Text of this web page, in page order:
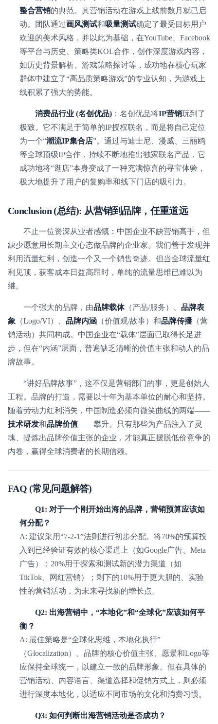
整合营销的典范。其营销活动在游戏上线前数月就已启
动。团队通过画风测试和吸量测试确定了最受目标用户
欢迎的美术风格，并以此为基础，在YouTube、Facebook
等平台与历史、策略类KOL合作，创作深度游戏内容，
如历史背景解析、游戏策略探讨等，成功地在核心玩家
群体中建立了“高品质策略游戏”的专业认知，为游戏上
线积累了强大的势能。
消费品行业 (名创优品) ：名创优品将IP营销玩到了
极致。它不满足于简单的IP授权联名，而是将自己定位
为一个“潮流IP集合店”。通过与迪士尼、漫威、三丽鸥
等全球顶级IP合作，持续不断地推出独家联名产品，它
成功地将“逛店”本身变成了一种充满惊喜的寻宝体验，
极大地提升了用户的复购率和线下门店的吸引力。
Conclusion (总结): 从营销到品牌，任重道远
不止一位资深从业者感慨：中国企业不缺营销高手，但
缺少愿意用长期主义心态做品牌的企业家。我们善于发现并
利用流量红利，创造一个又一个销售奇迹。但当全球流量红
利见顶，获客成本日益高昂时，单纯的流量思维已难以为
继。
一个强大的品牌，由品牌载体（产品/服务）、 品牌表
象 （Logo/VI）、 品牌内涵 （价值观/故事）和品牌传播 （营
销活动）共同构成。中国企业在“载体”层面已取得长足进
步，但在“内涵”层面，普遍缺乏清晰的价值主张和动人的品
牌故事。
“讲好品牌故事”，这不仅是营销部门的事，更是创始人
工程。品牌的打造，需要以十年为基本单位的耐心和坚持。
随着劳动力红利消失，中国制造必须向微笑曲线的两端——
技术研发和品牌价值——攀升。只有那些为产品注入了灵
魂、提炼出品牌价值主张的企业，才能真正摆脱低价竞争的
内卷，赢得全球消费者的长期信赖。
FAQ (常见问题解答)
Q1: 对于一个刚开始出海的品牌，营销预算应该如
何分配？
A: 建议采用“7-2-1”法则进行初步分配。将70%的预算投
入到已经验证有效的核心渠道上（如Google广告、Meta
广告）；20%用于探索和测试新的潜力渠道（如
TikTok、网红营销）；剩下的10%用于更大胆的、实验
性的营销活动，为未来寻找新的增长点。
Q2: 出海营销中，“本地化”和“全球化”应该如何平
衡？
A: 最佳策略是“全球化思维，本地化执行”
（Glocalization）。品牌的核心价值主张、愿景和Logo等
应保持全球统一，以建立一致的品牌形象。但在具体的
营销活动、内容语言、渠道选择和促销方式上，则必须
进行深度本地化，以适应不同市场的文化和消费习惯。
Q3: 如何判断出海营销活动是否成功？